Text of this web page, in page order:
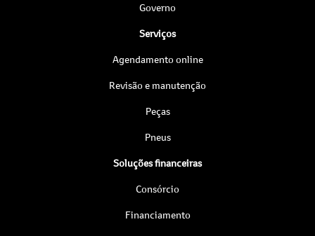
Governo
Serviços
Agendamento online
Revisão e manutenção
Peças
Pneus
Soluções financeiras
Consórcio
Financiamento